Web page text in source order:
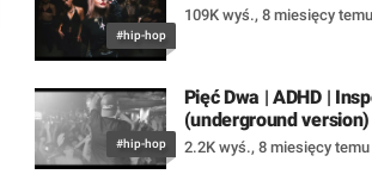
#hip-hop
109K wyś., 8 miesięcy temu
#hip-hop
Pięć Dwa | ADHD |
(underground version)
2.2K wyś., 8 miesięcy temu